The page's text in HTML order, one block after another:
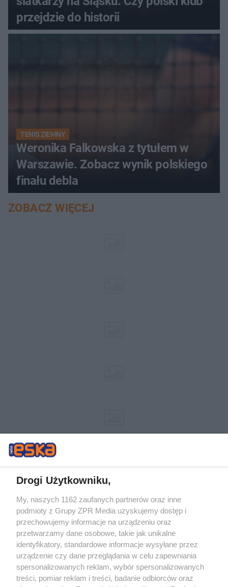
przejdzie do historii
TENIS ZIEMNY
Weronika Falkowska z tytułem w
Warszawie. Zobacz wynik polskiego
finału debla
ZOBACZ WIĘCEJ
Żaden utwór zamieszczony w serwisie nie może być powielany i
rozpowszechniany lub dalej rozpowszechniany w jakikolwiek sposób (w
tym także elektroniczny lub mechaniczny) na jakimkolwiek polu
eksploatacji w jakiejkolwiek formie, włącznie z umieszczaniem w
Internecie bez pisemnej zgody właściciela praw. Jakiekolwiek użycie lub
wykorzystanie utworów w całości lub w części z naruszeniem prawa,
tzn. bez właściwej zgody, jest zabronione pod groźbą kary i może być
ścigane prawnie.
Drogi Użytkowniku,
My, naszych 1162 zaufanych partnerów oraz inne
podmioty z Grupy ZPR Media uzyskujemy dostęp i
przechowujemy informacje na urządzeniu oraz
przetwarzamy dane osobowe, takie jak unikalne
identyfikatory, standardowe informacje wysyłane przez
urządzenie czy dane przeglądania w celu zapewniania
spersonalizowanych reklam, wybór spersonalizowanych
treści, pomiar reklam i treści, badanie odbiorców oraz